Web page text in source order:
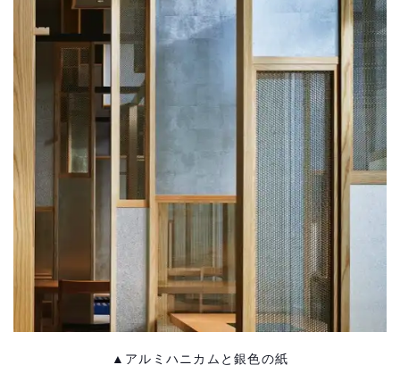
▲アルミハニカムと銀色の紙